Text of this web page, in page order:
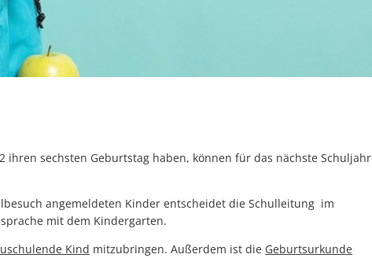
ihren sechsten Geburtstag haben, können für das nächste Schuljahr
angemeldeten Kinder entscheidet die Schulleitung im
mit dem Kindergarten.
Kind mitzubringen. Außerdem ist die Geburtsurkunde